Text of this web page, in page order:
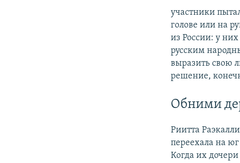
участники
голове или на
из России: у
русским
выразить свою
решение,
Обними
Риитта
переехала на
Когда их